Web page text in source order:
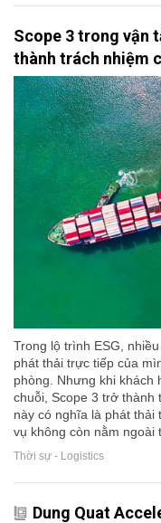
Scope 3 trong vận
thành trách nhiệm
Trong lộ trình ESG,
phát thải trực tiếp của
phòng. Nhưng khi khách
chuỗi, Scope 3 trở thành
này có nghĩa là phát thải
vụ không còn nằm ngoài
Thời sự - Logistics
Dung Quat